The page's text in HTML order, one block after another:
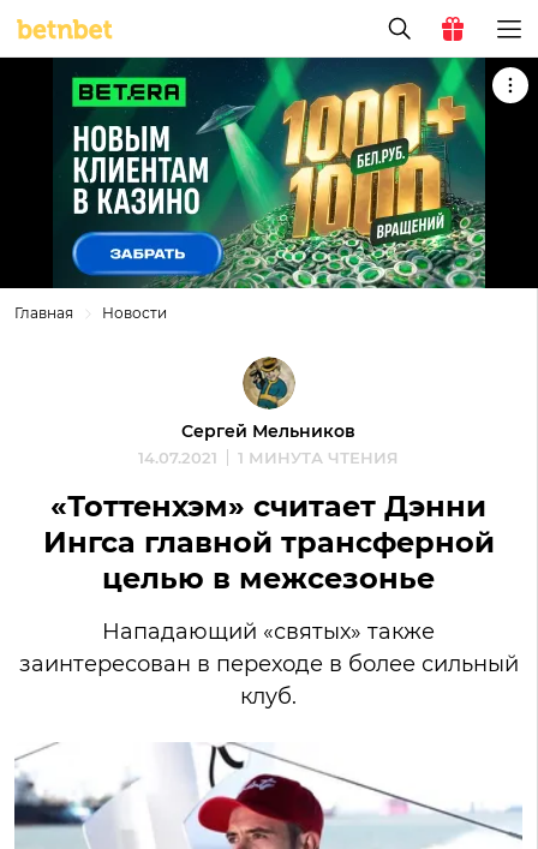
Главная Новости
Сергей Мельников
14.07.2021 1 МИНУТА ЧТЕНИЯ
«Тоттенхэм» считает Дэнни
Ингса главной трансферной
целью в межсезонье
Нападающий «святых» также
заинтересован в переходе в более сильный
клуб.